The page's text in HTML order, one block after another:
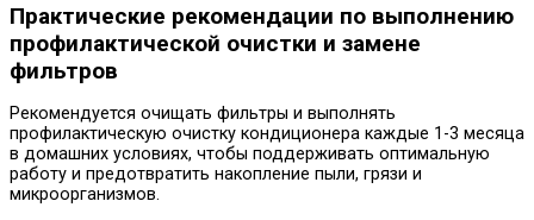
Практические рекомендации по выполнению
профилактической очистки и замене
фильтров
Рекомендуется очищать фильтры и выполнять
профилактическую очистку кондиционера каждые 1-3 месяца
в домашних условиях, чтобы поддерживать оптимальную
работу и предотвратить накопление пыли, грязи и
микроорганизмов.